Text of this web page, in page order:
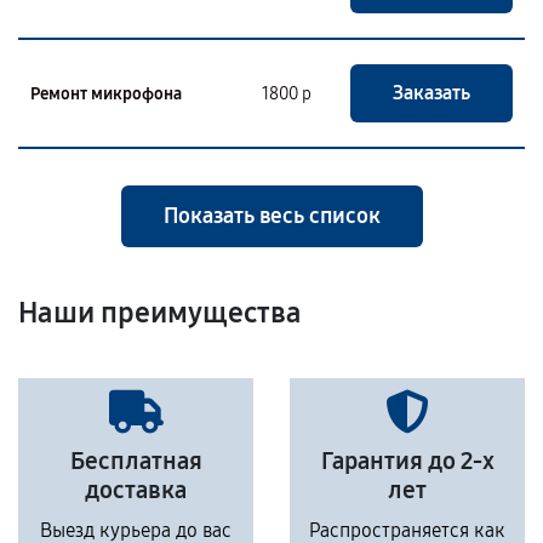
Ремонт микрофона 1800 р Заказать
Показать весь список
Наши преимущества
Бесплатная
доставка
Выезд курьера до вас
Гарантия до 2-х
лет
Распространяется как